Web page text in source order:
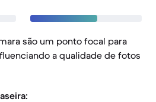
são um ponto focal para
a qualidade de fotos